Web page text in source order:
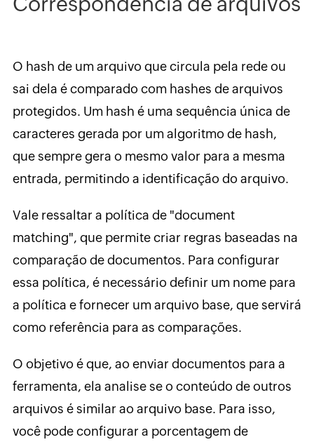
O hash de um arquivo que circula pela rede ou
sai dela é comparado com hashes de arquivos
protegidos. Um hash é uma sequência única de
caracteres gerada por um algoritmo de hash,
que sempre gera o mesmo valor para a mesma
entrada, permitindo a identificação do arquivo.
Vale ressaltar a política de "document
matching", que permite criar regras baseadas na
comparação de documentos. Para configurar
essa política, é necessário definir um nome para
a política e fornecer um arquivo base, que servirá
como referência para as comparações.
O objetivo é que, ao enviar documentos para a
ferramenta, ela analise se o conteúdo de outros
arquivos é similar ao arquivo base. Para isso,
você pode configurar a porcentagem de